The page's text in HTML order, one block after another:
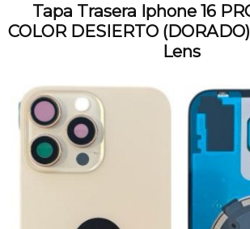
Enviar
Tapa Trasera Iphone 16
COLOR DESIERTO
Lens